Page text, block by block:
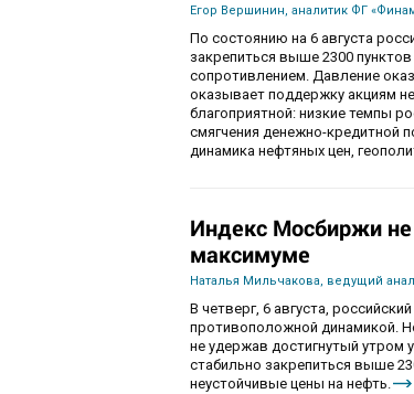
Егор Вершинин, аналитик ФГ
По состоянию на 6 августа
закрепиться выше 2300
сопротивлением. Давление
оказывает поддержку акциям
благоприятной: низкие темпы
смягчения денежно-кредитной
динамика нефтяных цен,
Индекс Мосбиржи
максимуме
Наталья Мильчакова, ведущий
В четверг, 6 августа,
противоположной динамикой.
не удержав достигнутый утром
стабильно закрепиться выше
неустойчивые цены на нефть.